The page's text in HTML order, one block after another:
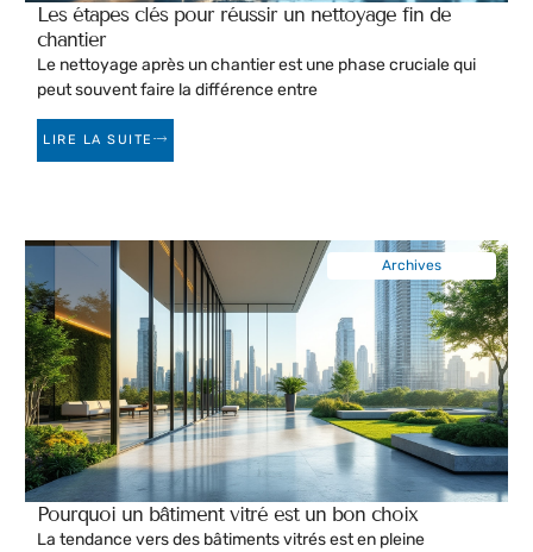
Les étapes clés pour réussir un nettoyage fin de
chantier
Le nettoyage après un chantier est une phase cruciale qui
peut souvent faire la différence entre
LIRE LA SUITE
Pourquoi un bâtiment vitré est un bon choix
La tendance vers des bâtiments vitrés est en pleine
Archives